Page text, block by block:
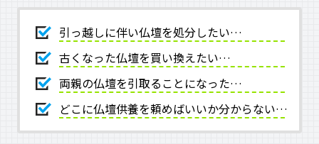
引っ越しに伴い仏壇を処分したい…
古くなった仏壇を買い換えたい…
両親の仏壇を引取ることになった…
どこに仏壇供養を頼めばいいか分からない…